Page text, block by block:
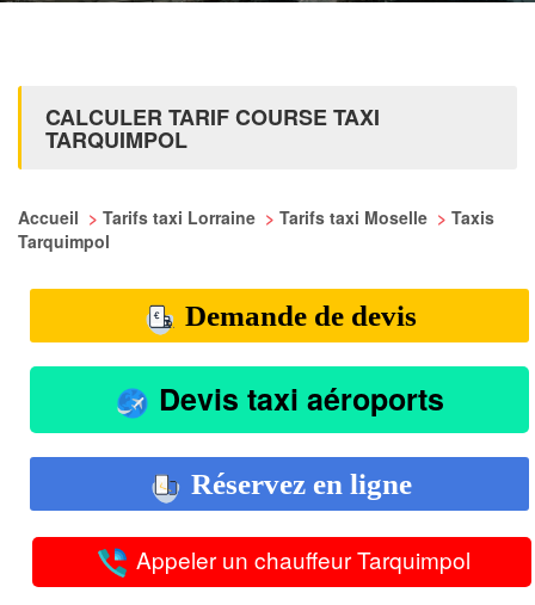
CALCULER TARIF COURSE TAXI
TARQUIMPOL
Accueil > Tarifs taxi Lorraine > Tarifs taxi Moselle > Taxis
Tarquimpol
Demande de devis
Devis taxi aéroports
Réservez en ligne
Appeler un chauffeur Tarquimpol